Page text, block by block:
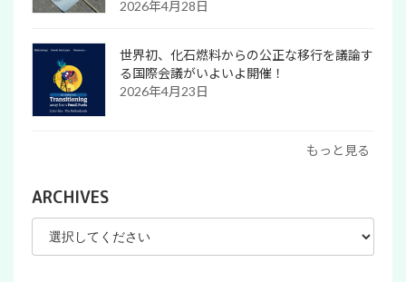
2026年4月28日
世界初、化石燃料からの公正な移行を議論す
る国際会議がいよいよ開催！
2026年4月23日
もっと見る
ARCHIVES